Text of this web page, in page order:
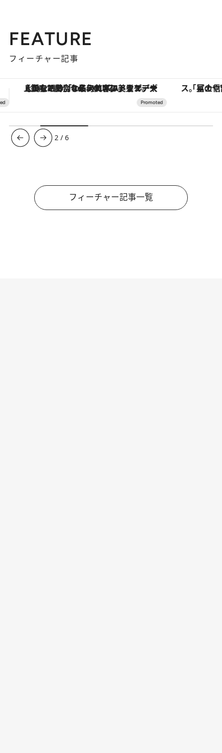
FEATURE
フィーチャー記事
「星のや富士」でデジタルデトックス。冨士信仰の歴史を辿り、心身を調える。
3 /6
フィーチャー記事一覧